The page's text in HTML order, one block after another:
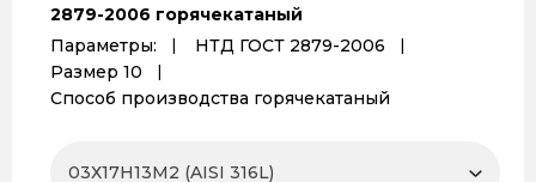
2879-2006 горячекатаный
Параметры:
НТД ГОСТ 2879-2006
Размер 10
Способ производства горячекатаный